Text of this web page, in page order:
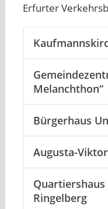
Erfurter
Melanchthon“
Bürgerhaus
Augusta-
Ringelberg